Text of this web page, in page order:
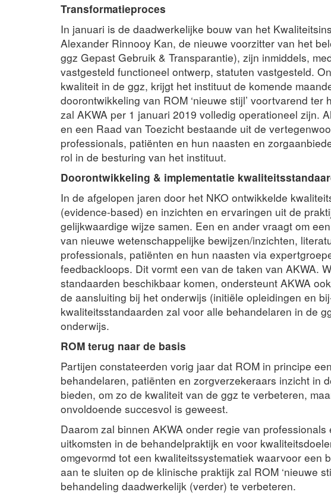
Transformatieproces
In januari is de daadwerkelijke bouw van het
Alexander Rinnooy Kan, de nieuwe voorzitter van het
ggz Gepast Gebruik & Transparantie), zijn inmiddels,
vastgesteld functioneel ontwerp, statuten vastgesteld.
kwaliteit in de ggz, krijgt het instituut de komende
doorontwikkeling van ROM ‘nieuwe stijl’ voortvarend
zal AKWA per 1 januari 2019 volledig operationeel zijn.
en een Raad van Toezicht bestaande uit de
professionals, patiënten en hun naasten en
rol in de besturing van het instituut.
Doorontwikkeling & implementatie
In de afgelopen jaren door het NKO ontwikkelde
(evidence-based) en inzichten en ervaringen uit de
gelijkwaardige wijze samen. Een en ander vraagt om
van nieuwe wetenschappelijke bewijzen/inzichten,
professionals, patiënten en hun naasten via
feedbackloops. Dit vormt een van de taken van AKWA.
standaarden beschikbaar komen, ondersteunt AKWA
de aansluiting bij het onderwijs (initiële opleidingen en
kwaliteitsstandaarden zal voor alle behandelaren in de
onderwijs.
ROM terug naar de basis
Partijen constateerden vorig jaar dat ROM in principe
behandelaren, patiënten en zorgverzekeraars inzicht in
bieden, om zo de kwaliteit van de ggz te verbeteren,
onvoldoende succesvol is geweest.
Daarom zal binnen AKWA onder regie van
uitkomsten in de behandelpraktijk en voor
omgevormd tot een kwaliteitssystematiek waarvoor een
aan te sluiten op de klinische praktijk zal ROM ‘nieuwe
behandeling daadwerkelijk (verder) te verbeteren.